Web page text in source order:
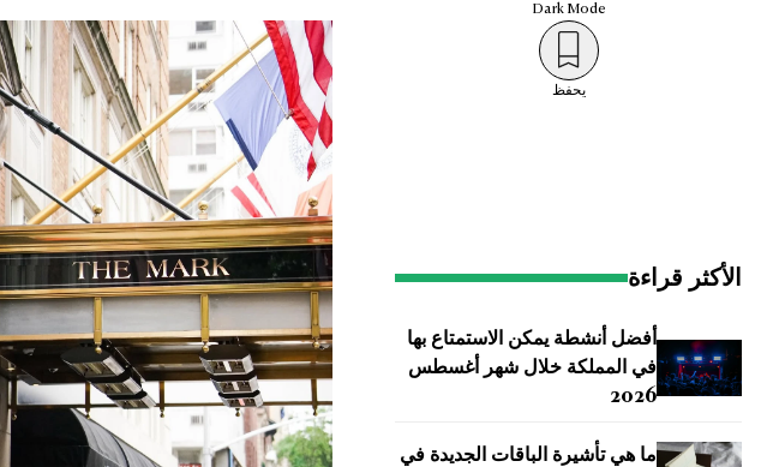
DarkMode
يحفظ
الأكثر قراءة
أفضل أنشطة يمكن الاستمتاع بها
في المملكة خلال شهر أغسطس
2026
ما هي تأشيرة الباقات الجديدة في